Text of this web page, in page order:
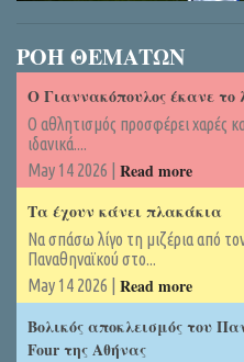
ΡΟΗ ΘΕΜΑΤΩΝ
Ο Γιαννακόπουλος έκανε
Ο αθλητισμός προσφέρει χαρές
ιδανικά....
May 14 2026 | Read more
Τα έχουν κάνει πλακάκια
Να σπάσω λίγο τη μιζέρια από
Παναθηναϊκού στο...
May 14 2026 | Read more
Βολικός αποκλεισμός του
Four της Αθήνας